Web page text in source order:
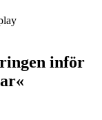
inför